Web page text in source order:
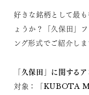
好きな銘柄として最
ょうか？「久保田」
ング形式でご紹介しま
「久保田」に関する
対象：「KUBOTA